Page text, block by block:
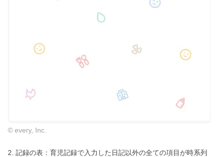
© every, Inc.
2. 記録の表：育児記録で入力した日記以外の全ての項目が時系列